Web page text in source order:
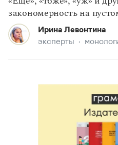
закономерность на
Ирина Левонтина
эксперты